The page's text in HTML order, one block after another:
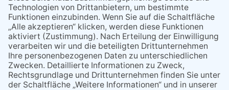
06.08.2026
13. Folk- & Bluesfestival
kehrt zurück zu seinen
Wurzeln
06.08.2026
Polizeibericht
07.08.2026
Regelmäßige
Veranstaltungen
29.05.2026
Was Tschernobyl vor 40